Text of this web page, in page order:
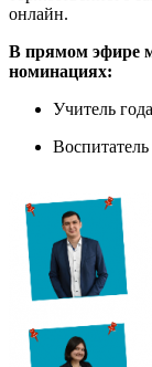
онлайн.
В прямом эфире
номинациях:
Учитель